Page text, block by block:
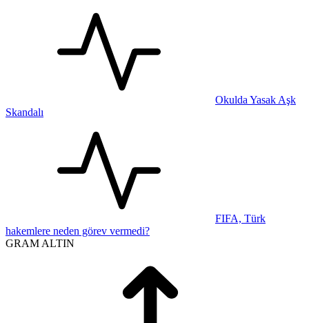
Okulda Yasak Aşk
Skandalı
FIFA, Türk
hakemlere neden görev vermedi?
GRAM ALTIN